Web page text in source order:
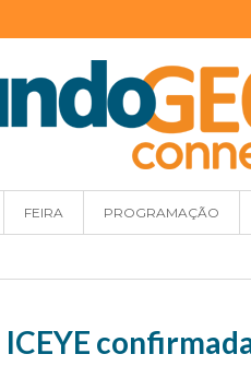
FEIRA PROGRAMAÇÃO
ICEYE